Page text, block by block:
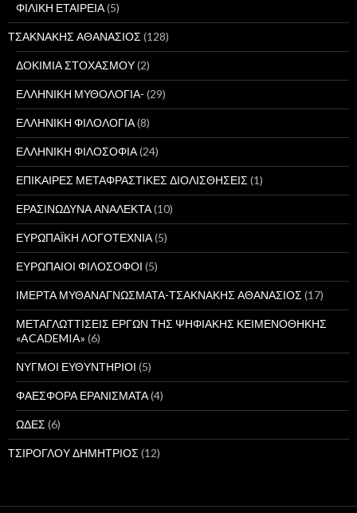
ΦΙΛΙΚΗ ΕΤΑΙΡΕΙΑ(5)
ΤΣΑΚΝΑΚΗΣ ΑΘΑΝΑΣΙΟΣ (128)
ΔΟΚΙΜΙΑ ΣΤΟΧΑΣΜΟΥ(2)
ΕΛΛΗΝΙΚΗ ΜΥΘΟΛΟΓΙΑ- (29)
ΕΛΛΗΝΙΚΗ ΦΙΛΟΛΟΓΙΑ(8)
ΕΛΛΗΝΙΚΗ ΦΙΛΟΣΟΦΙΑ(24)
ΕΠΙΚΑΙΡΕΣ ΜΕΤΑΦΡΑΣΤΙΚΕΣ ΔΙΟΛΙΣΘΗΣΕΙΣ (1)
ΕΡΑΣΙΝΩΔΥΝΑ ΑΝΑΛΕΚΤΑ(10)
ΕΥΡΩΠΑΪΚΗ ΛΟΓΟΤΕΧΝΙΑ(5)
ΕΥΡΩΠΑΙΟΙ ΦΙΛΟΣΟΦΟΙ (5)
ΙΜΕΡΤΑ ΜΥΘΑΝΑΓΝΩΣΜΑΤΑ-ΤΣΑΚΝΑΚΗΣ ΑΘΑΝΑΣΙΟΣ (17)
ΜΕΤΑΓΛΩΤΤΙΣΕΙΣ ΕΡΓΩΝ ΤΗΣ ΨΗΦΙΑΚΗΣ ΚΕΙΜΕΝΟΘΗΚΗΣ
«ACADEMIA» (6)
ΝΥΓΜΟΙ ΕΥΘΥΝΤΗΡΙΟΙ (5)
ΦΑΕΣΦΟΡΑ ΕΡΑΝΙΣΜΑΤΑ(4)
ΩΔΕΣ (6)
ΤΣΙΡΟΓΛΟΥ ΔΗΜΗΤΡΙΟΣ (12)